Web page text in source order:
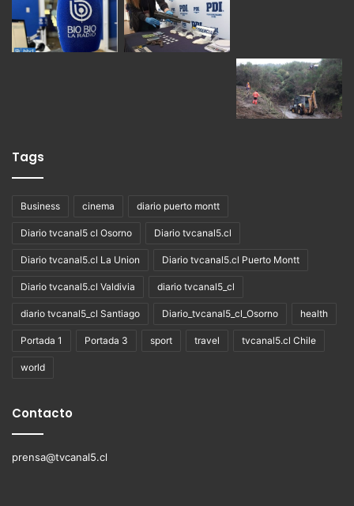
Tags
Business cinema diario puerto montt
Diario tvcanal5 cl Osorno Diario tvcanal5.cl
Diario tvcanal5.cl La Union Diario tvcanal5.cl Puerto Montt
Diario tvcanal5.cl Valdivia diario tvcanal5_cl
diario tvcanal5_cl Santiago Diario_tvcanal5_cl_Osorno health
Portada 1 Portada 3 sport travel tvcanal5.cl Chile
world
Contacto
prensa@tvcanal5.cl